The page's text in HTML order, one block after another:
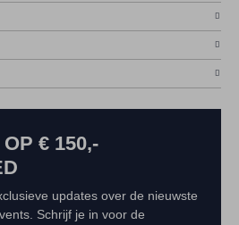
€ 150,-
updates over de nieuwste
Schrijf je in voor de